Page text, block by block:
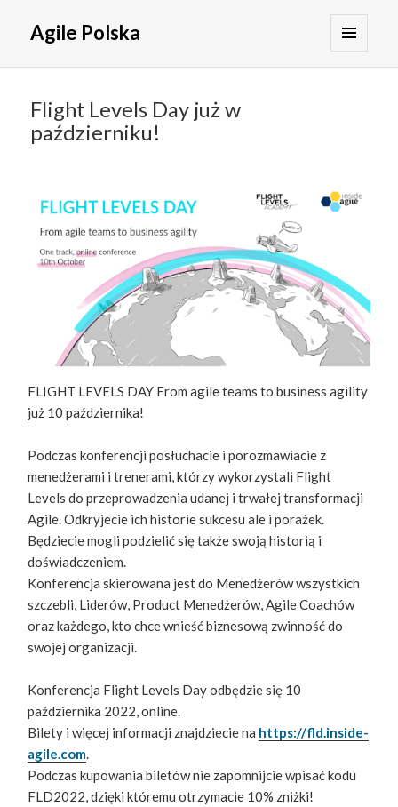
Agile Polska
Flight Levels Day już w
październiku!
FLIGHT LEVELS DAY From agile teams to business agility
już 10 października!
Podczas konferencji posłuchacie i porozmawiacie z
menedżerami i trenerami, którzy wykorzystali Flight
Levels do przeprowadzenia udanej i trwałej transformacji
Agile. Odkryjecie ich historie sukcesu ale i porażek.
Będziecie mogli podzielić się także swoją historią i
doświadczeniem.
Konferencja skierowana jest do Menedżerów wszystkich
szczebli, Liderów, Product Menedżerów, Agile Coachów
oraz każdego, kto chce wnieść biznesową zwinność do
swojej organizacji.
Konferencja Flight Levels Day odbędzie się 10
października 2022, online.
Bilety i więcej informacji znajdziecie na https://fld.inside-
agile.com.
Podczas kupowania biletów nie zapomnijcie wpisać kodu
FLD2022, dzięki któremu otrzymacie 10% zniżki!